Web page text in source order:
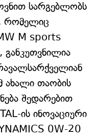
სარგებლობს
რომელიც
M sports
განკუთვნილია
ახალი თაობის
შედარებით
ის ინოვაციური
0W-20